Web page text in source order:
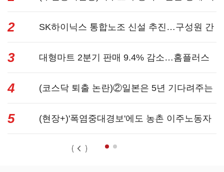
어진다...
2 SK하이닉스 통합노조 신설 추진…구성원 간
성과급 불...
3 대형마트 2분기 판매 9.4% 감소…홈플러스
사태 여파...
4 (코스닥 퇴출 논란)②일본은 5년 기다려주는
데 우리는 ...
5 (현장+)'폭염중대경보'에도 농촌 이주노동자
는 강행군…'야...